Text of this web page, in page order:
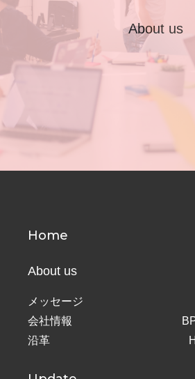
About us
Home
About us
メッセージ
会社情報
沿革